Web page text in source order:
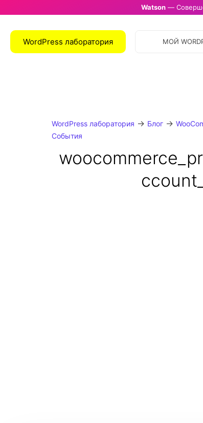
Watson —
WordPress лаборатория МОЙ
WordPress лаборатория → Блог→
События